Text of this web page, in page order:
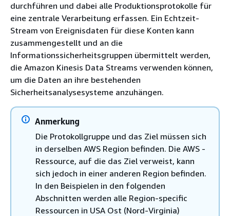
durchführen und dabei alle Produktionsprotokolle für
eine zentrale Verarbeitung erfassen. Ein Echtzeit-
Stream von Ereignisdaten für diese Konten kann
zusammengestellt und an die
Informationssicherheitsgruppen übermittelt werden,
die Amazon Kinesis Data Streams verwenden können,
um die Daten an ihre bestehenden
Sicherheitsanalysesysteme anzuhängen.
Anmerkung
Die Protokollgruppe und das Ziel müssen sich
in derselben AWS Region befinden. Die AWS -
Ressource, auf die das Ziel verweist, kann
sich jedoch in einer anderen Region befinden.
In den Beispielen in den folgenden
Abschnitten werden alle Region-specific
Ressourcen in USA Ost (Nord-Virginia)